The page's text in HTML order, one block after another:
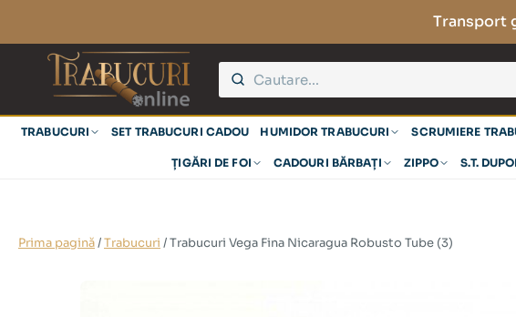
Transport
TRABUCURI SET TRABUCURI CADOU HUMIDOR TRABUCURI SCRUMIERE
ȚIGĂRI DE FOI CADOURI BĂRBAȚI ZIPPO S.T.
Prima pagină/Trabucuri / Trabucuri Vega Fina Nicaragua Robusto Tube (3)